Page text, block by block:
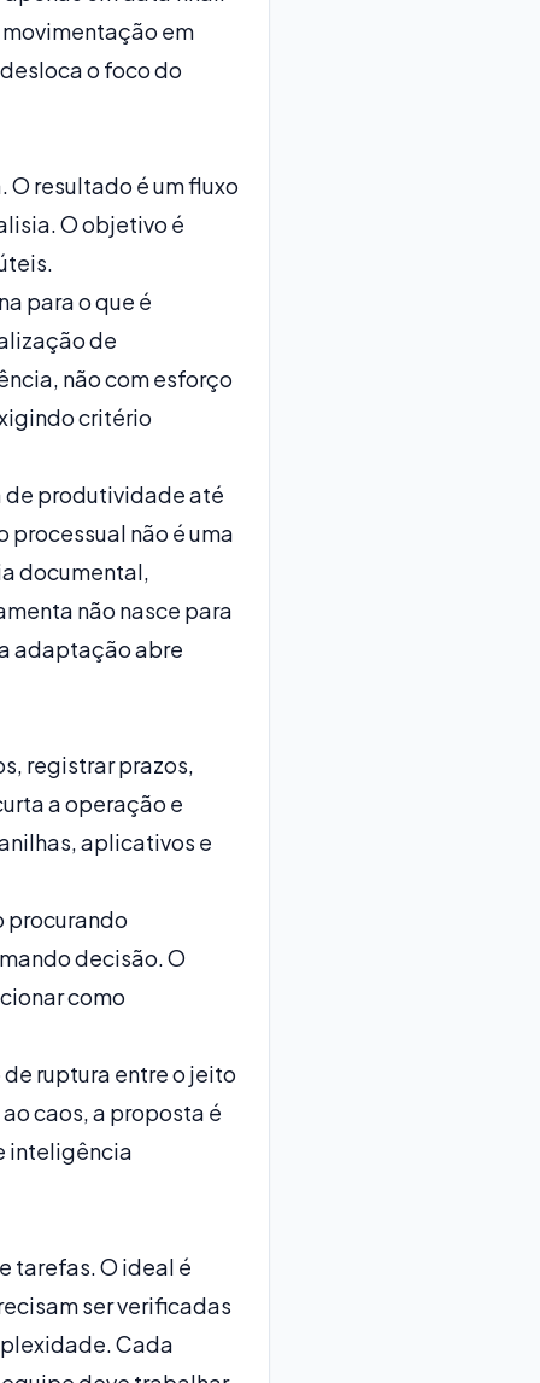
em
o foco do
resultado é um fluxo
O objetivo é
para o que é
de
não com esforço
critério
de produtividade até
processual não é uma
documental,
não nasce para
adaptação abre
registrar prazos,
a operação e
aplicativos e
procurando
decisão. O
como
ruptura entre o jeito
caos, a proposta é
inteligência
tarefas. O ideal é
ser verificadas
Cada